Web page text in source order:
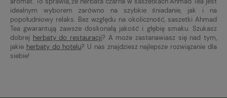
idealnym wyborem zarówno na szybkie śniadanie, jak i na
popołudniowy relaks. Bez względu na okoliczność, saszetki Ahmad
Tea gwarantują zawsze doskonałą jakość i głębię smaku. Szukasz
dobrej herbaty do restauracji? A może zastanawiasz się nad tym,
jakie herbaty do hotelu? U nas znajdziesz najlepsze rozwiązanie dla
siebie!